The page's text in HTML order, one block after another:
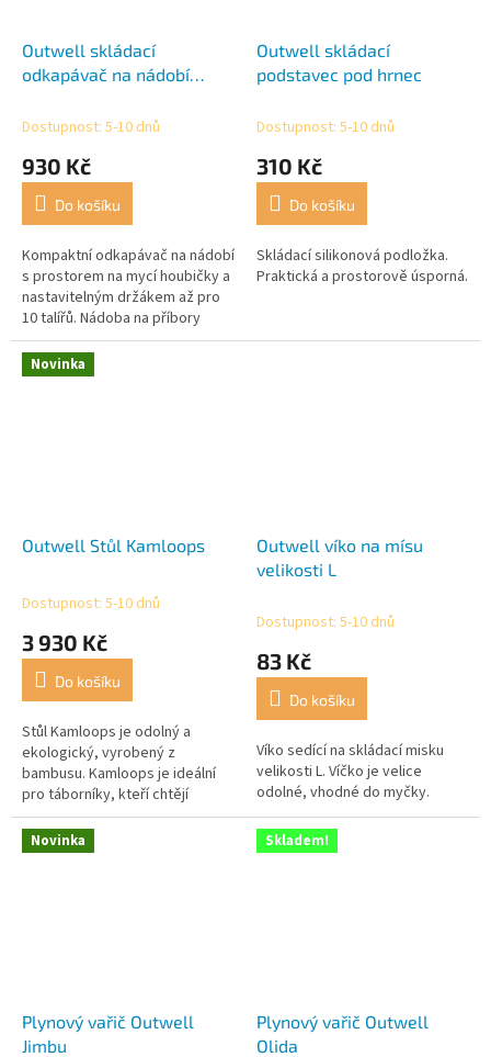
Outwell skládací
odkapávač na nádobí
Dostupnost: 5-10 dnů
930 Kč
Do košíku
Kompaktní odkapávač na nádobí
s prostorem na mycí houbičky a
nastavitelným držákem až pro
10 talířů. Nádoba na příbory
včetně odtoku a odnímatelné
odkapávací misky na mísy a...
Outwell skládací
podstavec pod hrnec
Dostupnost: 5-10 dnů
310 Kč
Do košíku
Skládací silikonová podložka.
Praktická a prostorově úsporná.
Novinka
Outwell Stůl Kamloops
Průměrné
produktu
5,0
5
hvězdiček.
Dostupnost: 5-10 dnů
3 930 Kč
Do košíku
Stůl Kamloops je odolný a
ekologický, vyrobený z
bambusu. Kamloops je ideální
pro táborníky, kteří chtějí
stylový stůl s moderním
designem a pohodlím vyrobený
z odolných...
Outwell víko na mísu
velikosti L
Dostupnost: 5-10 dnů
83 Kč
Do košíku
Víko sedící na skládací misku
velikosti L. Víčko je velice
odolné, vhodné do myčky.
Novinka
Plynový vařič Outwell
Jimbu
Skladem!
Plynový vařič Outwell
Olida